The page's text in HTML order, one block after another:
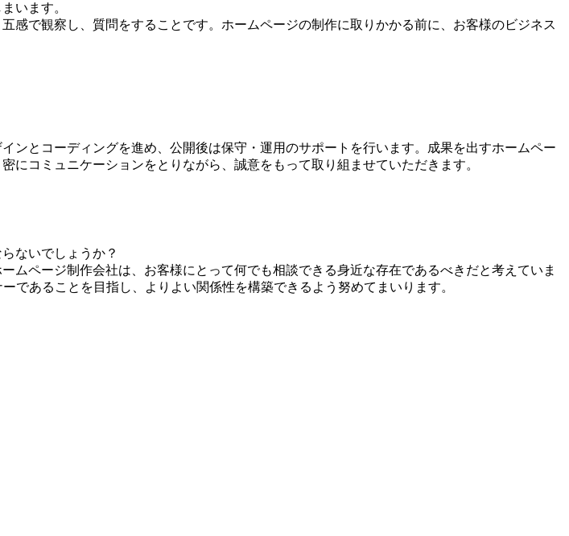
います。
感で観察し、質問をすることです。ホームページの制作に取りかかる前に、お客様のビジネス
ンとコーディングを進め、公開後は保守・運用のサポートを行います。成果を出すホームペー
コミュニケーションをとりながら、誠意をもって取り組ませていただきます。
ないでしょうか？
ページ制作会社は、お客様にとって何でも相談できる身近な存在であるべきだと考えていま
であることを目指し、よりよい関係性を構築できるよう努めてまいります。